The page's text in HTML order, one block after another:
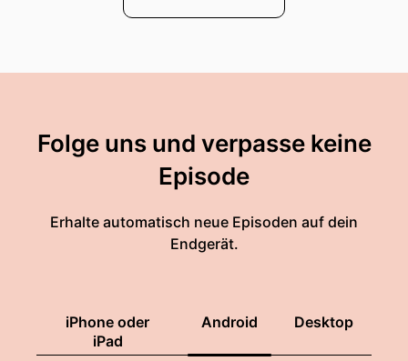
Folge uns und verpasse keine
Episode
Erhalte automatisch neue Episoden auf dein
Endgerät.
iPhone oder
iPad
Android Desktop